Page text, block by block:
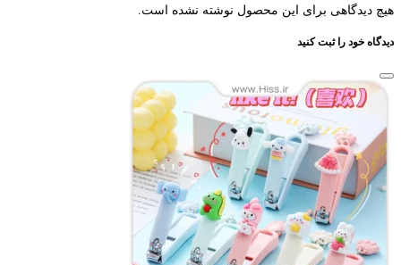
هیچ دیدگاهی برای این محصول نوشته نشده است.
دیدگاه خود را ثبت کنید